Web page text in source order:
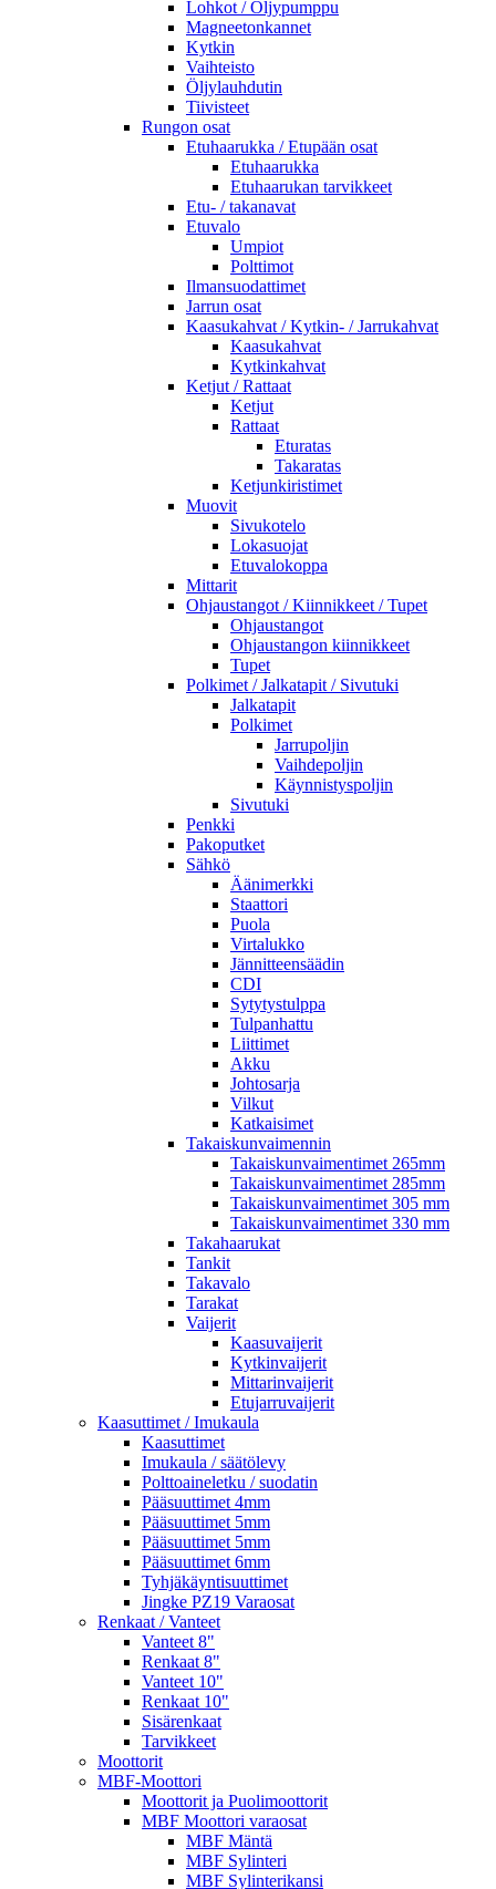
Lohkot / Öljypumppu
Magneetonkannet
Kytkin
Vaihteisto
Öljylauhdutin
Tiivisteet
Rungon osat
Etuhaarukka / Etupään osat
Etuhaarukka
Etuhaarukan tarvikkeet
Etu- / takanavat
Etuvalo
Umpiot
Polttimot
Ilmansuodattimet
Jarrun osat
Kaasukahvat / Kytkin- / Jarrukahvat
Kaasukahvat
Kytkinkahvat
Ketjut / Rattaat
Ketjut
Rattaat
Eturatas
Takaratas
Ketjunkiristimet
Muovit
Sivukotelo
Lokasuojat
Etuvalokoppa
Mittarit
Ohjaustangot / Kiinnikkeet / Tupet
Ohjaustangot
Ohjaustangon kiinnikkeet
Tupet
Polkimet / Jalkatapit / Sivutuki
Jalkatapit
Polkimet
Jarrupoljin
Vaihdepoljin
Käynnistyspoljin
Sivutuki
Penkki
Pakoputket
Sähkö
Äänimerkki
Staattori
Puola
Virtalukko
Jännitteensäädin
CDI
Sytytystulppa
Tulpanhattu
Liittimet
Akku
Johtosarja
Vilkut
Katkaisimet
Takaiskunvaimennin
Takaiskunvaimentimet 265mm
Takaiskunvaimentimet 285mm
Takaiskunvaimentimet 305 mm
Takaiskunvaimentimet 330 mm
Takahaarukat
Tankit
Takavalo
Tarakat
Vaijerit
Kaasuvaijerit
Kytkinvaijerit
Mittarinvaijerit
Etujarruvaijerit
Kaasuttimet / Imukaula
Kaasuttimet
Imukaula / säätölevy
Polttoaineletku / suodatin
Pääsuuttimet 4mm
Pääsuuttimet 5mm
Pääsuuttimet 5mm
Pääsuuttimet 6mm
Tyhjäkäyntisuuttimet
Jingke PZ19 Varaosat
Renkaat / Vanteet
Vanteet 8"
Renkaat 8"
Vanteet 10"
Renkaat 10"
Sisärenkaat
Tarvikkeet
Moottorit
MBF-Moottori
Moottorit ja Puolimoottorit
MBF Moottori varaosat
MBF Mäntä
MBF Sylinteri
MBF Sylinterikansi